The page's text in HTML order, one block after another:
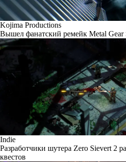
Kojima Productions
Вышел фанатский ремейк Metal
Indie
Разработчики шутера Zero Sievert 2
квестов